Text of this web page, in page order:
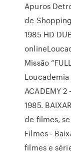
Apuros
de
1985 HD
Missão
Loucademia
ACADEMY 2
1985.
de filmes,
Filmes -
filmes e